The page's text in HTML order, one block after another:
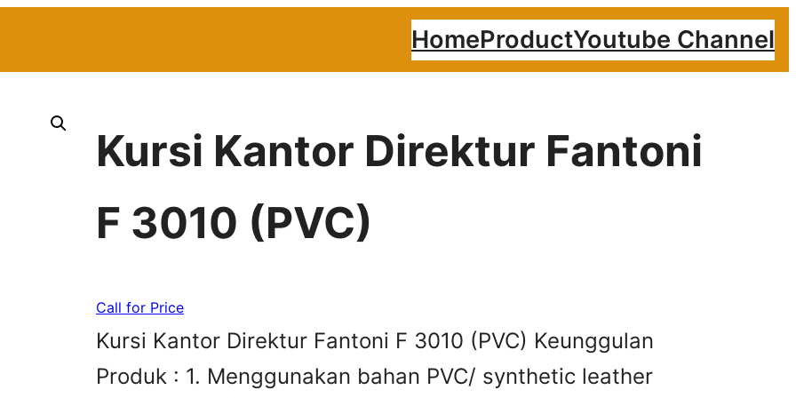
HomeProductYoutube Channel
Kursi Kantor Direktur Fantoni
F 3010 (PVC)
Call for Price
Kursi Kantor Direktur Fantoni F 3010 (PVC) Keunggulan
Produk : 1. Menggunakan bahan PVC/ synthetic leather